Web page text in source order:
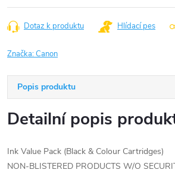
Dotaz k produktu Hlídací pes
Značka:Canon
Popis produktu
Detailní popis
Ink Value Pack (Black & Colour Cartridges)
NON-BLISTERED PRODUCTS W/O